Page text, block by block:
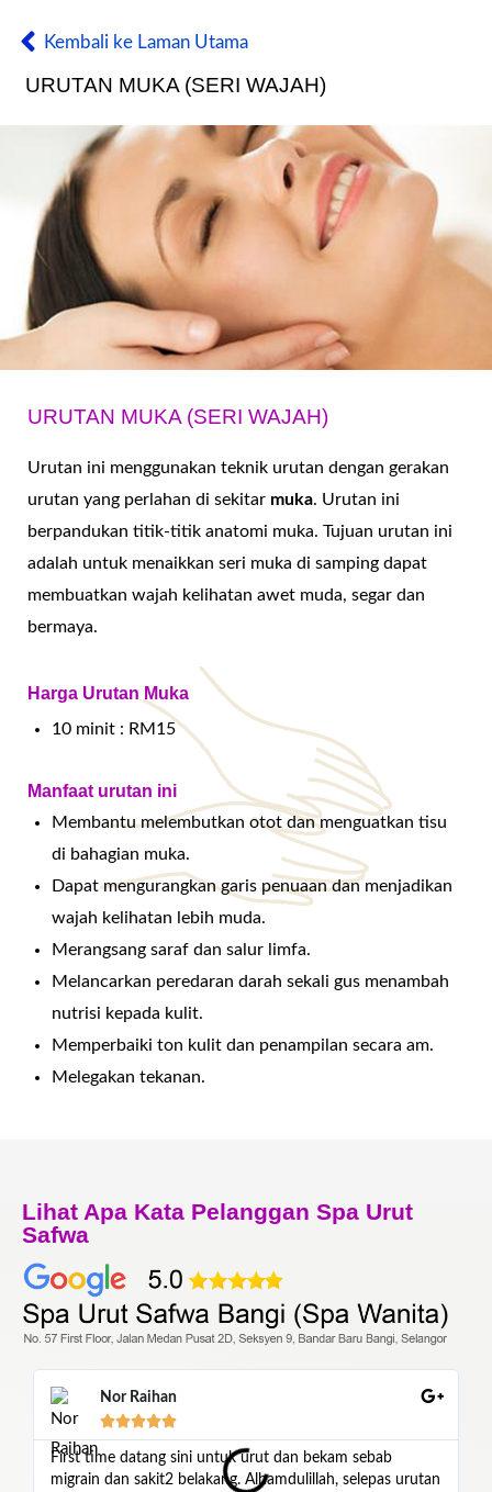
Kembali ke Laman Utama
URUTAN MUKA (SERI WAJAH)
URUTAN MUKA (SERI WAJAH)
Urutan ini menggunakan teknik urutan dengan gerakan
urutan yang perlahan di sekitar muka. Urutan ini
berpandukan titik-titik anatomi muka. Tujuan urutan ini
adalah untuk menaikkan seri muka di samping dapat
membuatkan wajah kelihatan awet muda, segar dan
bermaya.
Harga Urutan Muka
10 minit : RM15
Manfaat urutan ini
Membantu melembutkan otot dan menguatkan tisu
di bahagian muka.
Dapat mengurangkan garis penuaan dan menjadikan
wajah kelihatan lebih muda.
Merangsang saraf dan salur limfa.
Melancarkan peredaran darah sekali gus menambah
nutrisi kepada kulit.
Memperbaiki ton kulit dan penampilan secara am.
Melegakan tekanan.
Lihat Apa Kata Pelanggan Spa Urut
Safwa
Nor Raihan

First time datang sini untuk urut dan bekam sebab
migrain dan sakit2 belakang. Alhamdulillah, selepas urutan